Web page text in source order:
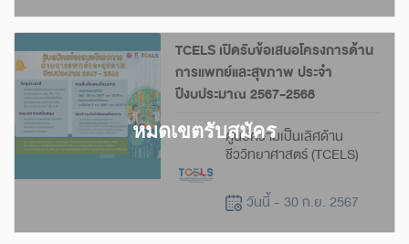
TCELS เปิดรับข้อเสนอโครงการด้าน
การแพทย์และสุขภาพ ประจำ
ปีงบประมาณ 2567-2568
ศูนย์ความเป็นเลิศด้าน
ชีววิทยาศาสตร์ (TCELS)
วันนี้ - 30 ก.ย. 2567